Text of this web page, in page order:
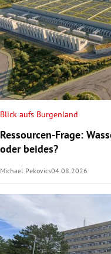
Blick aufs Burgenland
Ressourcen-Frage:
oder beides?
Michael Pekovics04.08.2026